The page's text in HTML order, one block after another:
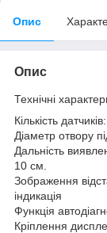
Опис
Опис
Технічні
Кількість
Діаметр отвору
Дальність
10 см.
Зображення
індикація
Функція
Кріплення